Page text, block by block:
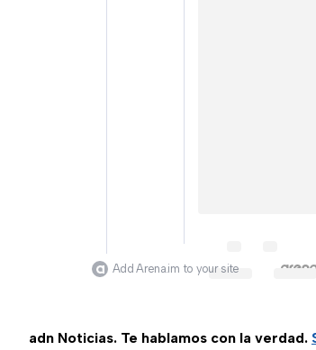
Add Arena.im to your site
adn Noticias. Te hablamos con la verdad.